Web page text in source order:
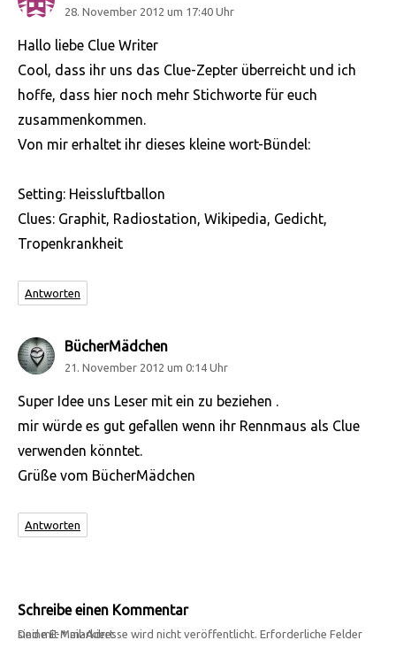
28. November 2012 um 17:40 Uhr
Hallo liebe Clue Writer
Cool, dass ihr uns das Clue-Zepter überreicht und ich
hoffe, dass hier noch mehr Stichworte für euch
zusammenkommen.
Von mir erhaltet ihr dieses kleine wort-Bündel:
Setting: Heissluftballon
Clues: Graphit, Radiostation, Wikipedia, Gedicht,
Tropenkrankheit
Antworten
BücherMädchen
21. November 2012 um 0:14 Uhr
Super Idee uns Leser mit ein zu beziehen .
mir würde es gut gefallen wenn ihr Rennmaus als Clue
verwenden könntet.
Grüße vom BücherMädchen
Antworten
Schreibe einen Kommentar
Deine E-Mail-Adresse wird nicht veröffentlicht.
Erforderliche Felder sind mit*markiert